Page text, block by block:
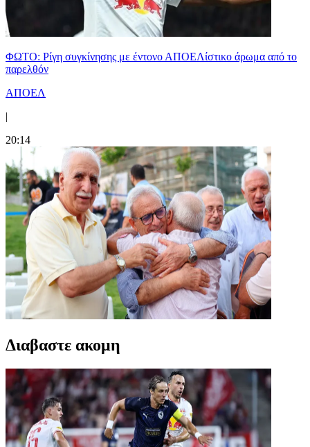
ΦΩΤΟ: Ρίγη συγκίνησης με έντονο ΑΠΟΕΛίστικο άρωμα από το
παρελθόν
ΑΠΟΕΛ
|
20:14
Διαβαστε ακομη